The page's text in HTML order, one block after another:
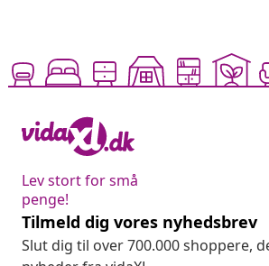
nyheder fra vidaXL.
Fortryd køb
Indsend en anmodning om at
Kundeservice
Spor din ordre
Min konto